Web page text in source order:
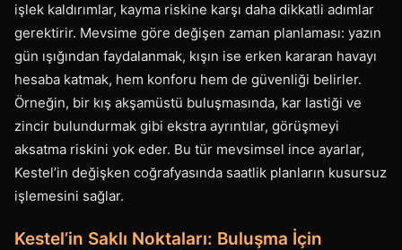
işlek kaldırımlar, kayma riskine karşı daha dikkatli adımlar
gerektirir. Mevsime göre değişen zaman planlaması: yazın
gün ışığından faydalanmak, kışın ise erken kararan havayı
hesaba katmak, hem konforu hem de güvenliği belirler.
Örneğin, bir kış akşamüstü buluşmasında, kar lastiği ve
zincir bulundurmak gibi ekstra ayrıntılar, görüşmeyi
aksatma riskini yok eder. Bu tür mevsimsel ince ayarlar,
Kestel’in değişken coğrafyasında saatlik planların kusursuz
işlemesini sağlar.
Kestel’in Saklı Noktaları: Buluşma İçin